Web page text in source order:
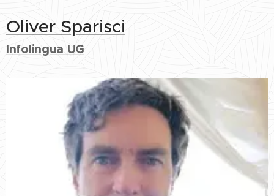
Oliver Sparisci
Infolingua UG